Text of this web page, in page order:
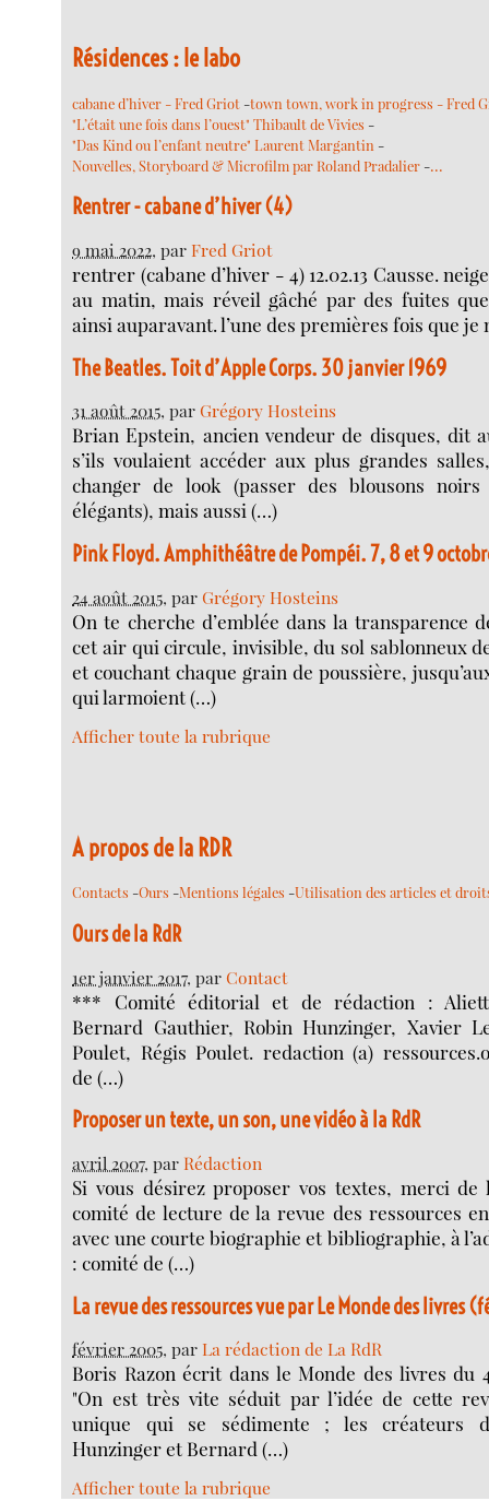
Résidences : le labo
cabane d’hiver - Fred Griot -town town, work in progress - Fred
"L’était une fois dans l’ouest" Thibault de Vivies -
"Das Kind ou l’enfant neutre" Laurent Margantin -
Nouvelles, Storyboard & Microfilm par Roland Pradalier -…
Rentrer - cabane d’hiver (4)
9 mai 2022, parFred Griot
rentrer (cabane d’hiver - 4) 12.02.13 Causse.
au matin, mais réveil gâché par des fuites que
ainsi auparavant. l’une des premières fois que je
The Beatles. Toit d’Apple Corps. 30 janvier 1969
31 août 2015, parGrégory Hosteins
Brian Epstein, ancien vendeur de disques, dit
s’ils voulaient accéder aux plus grandes
changer de look (passer des blousons noirs
élégants), mais aussi (…)
Pink Floyd. Amphithéâtre de Pompéi. 7, 8 et 9
24 août 2015, parGrégory Hosteins
On te cherche d’emblée dans la transparence
cet air qui circule, invisible, du sol sablonneux
et couchant chaque grain de poussière,
qui larmoient (…)
Afficher toute la rubrique
A propos de la RDR
Contacts -Ours -Mentions légales -Utilisation des articles et
Ours de la RdR
1er janvier 2017, parContact
*** Comité éditorial et de rédaction :
Bernard Gauthier, Robin Hunzinger, Xavier
Poulet, Régis Poulet. redaction (a)
de (…)
Proposer un texte, un son, une vidéo à la RdR
avril 2007, parRédaction
Si vous désirez proposer vos textes, merci de
comité de lecture de la revue des ressources
avec une courte biographie et bibliographie, à
: comité de (…)
La revue des ressources vue par Le Monde des livres
février 2005, parLa rédaction de La RdR
Boris Razon écrit dans le Monde des livres du
"On est très vite séduit par l’idée de cette
unique qui se sédimente ; les créateurs
Hunzinger et Bernard (…)
Afficher toute la rubrique